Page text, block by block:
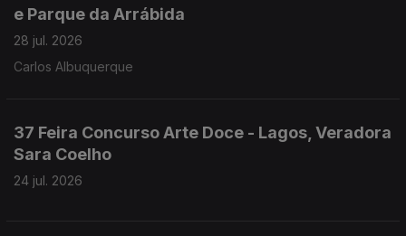
e Parque da Arrábida
28 jul. 2026
Carlos Albuquerque
37 Feira Concurso Arte Doce - Lagos, Veradora
Sara Coelho
24 jul. 2026